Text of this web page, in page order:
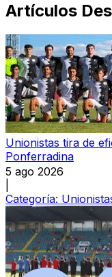
Artículos
Unionistas tira de
Ponferradina
5 ago 2026
Categoría: